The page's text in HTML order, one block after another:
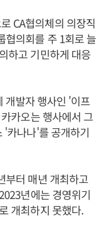
CA협의체의 의장직
협의회를 주 1회로 늘
하고 기민하게 대응
개발자 행사인 '이프
카오는 행사에서 그
'카나나'를 공개하기
부터 매년 개최하고
년에는 경영위기
개최하지 못했다.